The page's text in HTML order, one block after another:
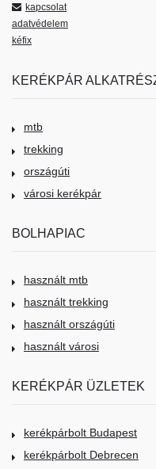
kapcsolat
adatvédelem
kéfix
KERÉKPÁR
mtb
trekking
országúti
városi kerékpár
BOLHAPIAC
használt mtb
használt trekking
használt országúti
használt városi
KERÉKPÁR ÜZLETEK
kerékpárbolt Budapest
kerékpárbolt Debrecen